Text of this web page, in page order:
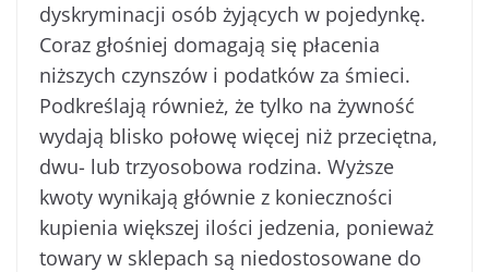
dyskryminacji osób żyjących w pojedynkę.
Coraz głośniej domagają się płacenia
niższych czynszów i podatków za śmieci.
Podkreślają również, że tylko na żywność
wydają blisko połowę więcej niż przeciętna,
dwu- lub trzyosobowa rodzina. Wyższe
kwoty wynikają głównie z konieczności
kupienia większej ilości jedzenia, ponieważ
towary w sklepach są niedostosowane do